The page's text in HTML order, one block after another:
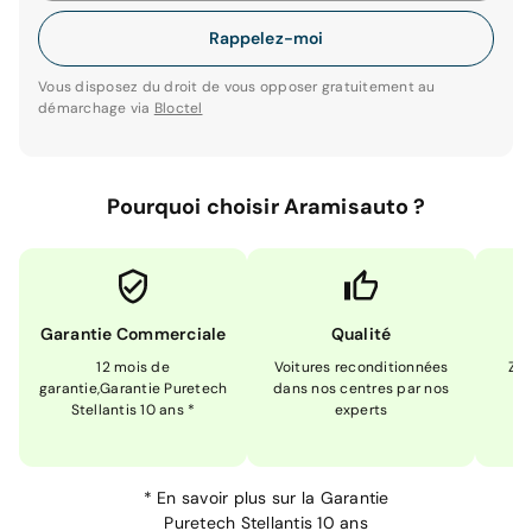
Rappelez-moi
Vous disposez du droit de vous opposer gratuitement au
démarchage via Bloctel
Pourquoi choisir Aramisauto ?
Garantie Commerciale
12 mois de
garantie,Garantie Puretech
Stellantis 10 ans *
Qualité
Voitures reconditionnées
dans nos centres par nos
experts
* En savoir plus sur la Garantie
Puretech Stellantis 10 ans